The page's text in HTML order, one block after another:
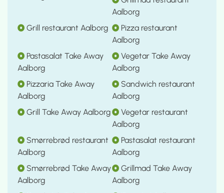
Aalborg
Grill restaurant Aalborg
Pizza restaurant
Aalborg
Pastasalat Take Away
Aalborg
Vegetar Take Away
Aalborg
Pizzaria Take Away
Aalborg
Sandwich restaurant
Aalborg
Grill Take Away Aalborg
Vegetar restaurant
Aalborg
Smørrebrød restaurant
Aalborg
Pastasalat restaurant
Aalborg
Smørrebrød Take Away
Aalborg
Grillmad Take Away
Aalborg